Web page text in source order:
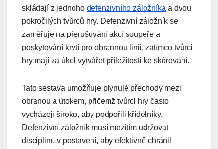
skládají z jednoho defenzivního záložníka a dvou
pokročilých tvůrců hry. Defenzivní záložník se
zaměřuje na přerušování akcí soupeře a
poskytování krytí pro obrannou linii, zatímco tvůrci
hry mají za úkol vytvářet příležitosti ke skórování.
Tato sestava umožňuje plynulé přechody mezi
obranou a útokem, přičemž tvůrci hry často
vycházejí široko, aby podpořili křídelníky.
Defenzivní záložník musí mezitím udržovat
disciplinu v postavení, aby efektivně chránil